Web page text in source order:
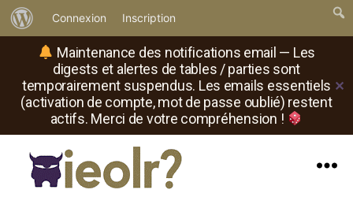
Maintenance des notifications email — Les
digests et alertes de tables / parties sont
temporairement suspendus. Les emails essentiels
(activation de compte, mot de passe oublié) restent
actifs. Merci de votre compréhension !
✕
propos
de
WordPress
Connexion Inscription